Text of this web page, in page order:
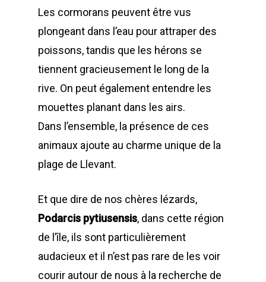
Les cormorans peuvent être vus
plongeant dans l’eau pour attraper des
poissons, tandis que les hérons se
tiennent gracieusement le long de la
rive. On peut également entendre les
mouettes planant dans les airs.
Dans l’ensemble, la présence de ces
animaux ajoute au charme unique de la
plage de Llevant.
Et que dire de nos chères lézards,
Podarcis pytiusensis, dans cette région
de l’île, ils sont particulièrement
audacieux et il n’est pas rare de les voir
courir autour de nous à la recherche de